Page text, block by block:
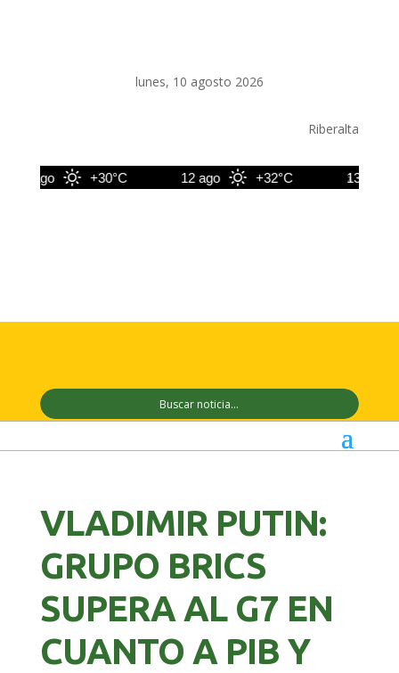
lunes, 10 agosto 2026
Riberalta
11 ago +30°C 12 ago +32°C 13 ago
VLADIMIR PUTIN:
GRUPO BRICS
SUPERA AL G7 EN
CUANTO A PIB Y